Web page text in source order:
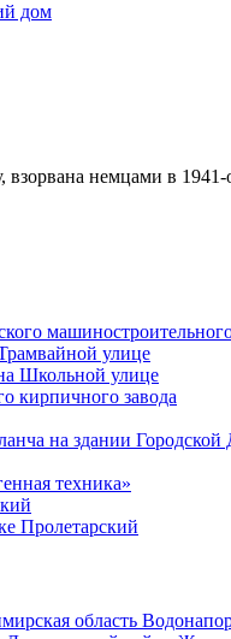
дом
взорвана немцами в
улице
Школьной улице
кирпичного завода
на здании
техника»
Пролетарский
область